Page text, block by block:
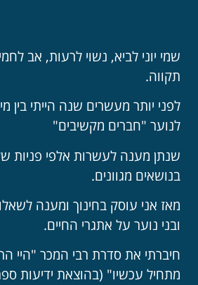
שמי יוני לביא, נשוי לרעות, אב
תקווה.
לפני יותר מעשרים שנה הייתי בין
לנוער "חברים מקשיבים"
שנתן מענה לעשרות אלפי פניות
בנושאים מגוונים.
מאז אני עוסק בחינוך ומענה
ובני נוער על אתגרי החיים.
חיברתי את סדרת רבי המכר "היי
מתחיל עכשיו" (בהוצאת ידיעות